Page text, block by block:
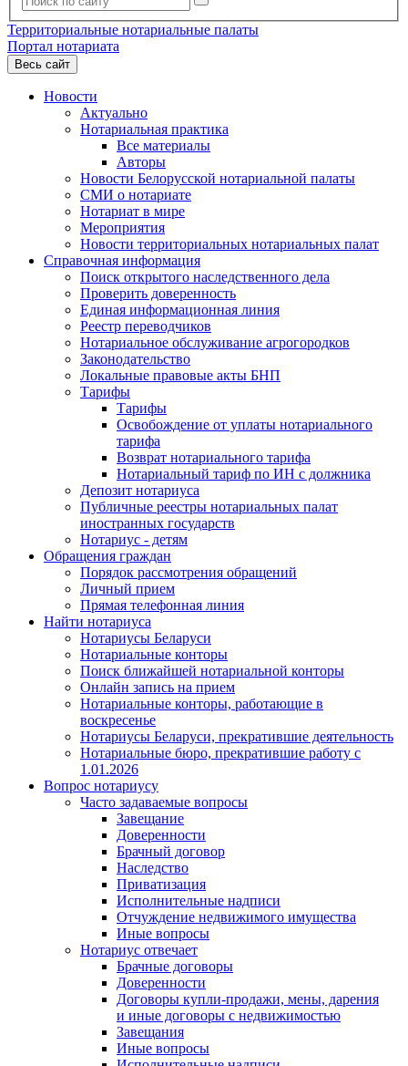
Территориальные нотариальные палаты
Портал нотариата
Весь сайт
Новости
Актуально
Нотариальная практика
Все материалы
Авторы
Новости Белорусской нотариальной палаты
СМИ о нотариате
Нотариат в мире
Мероприятия
Новости территориальных нотариальных палат
Справочная информация
Поиск открытого наследственного дела
Проверить доверенность
Единая информационная линия
Реестр переводчиков
Нотариальное обслуживание агрогородков
Законодательство
Локальные правовые акты БНП
Тарифы
Тарифы
Освобождение от уплаты нотариального
тарифа
Возврат нотариального тарифа
Нотариальный тариф по ИН с должника
Депозит нотариуса
Публичные реестры нотариальных палат
иностранных государств
Нотариус - детям
Обращения граждан
Порядок рассмотрения обращений
Личный прием
Прямая телефонная линия
Найти нотариуса
Нотариусы Беларуси
Нотариальные конторы
Поиск ближайшей нотариальной конторы
Онлайн запись на прием
Нотариальные конторы, работающие в
воскресенье
Нотариусы Беларуси, прекратившие деятельность
Нотариальные бюро, прекратившие работу с
1.01.2026
Вопрос нотариусу
Часто задаваемые вопросы
Завещание
Доверенности
Брачный договор
Наследство
Приватизация
Исполнительные надписи
Отчуждение недвижимого имущества
Иные вопросы
Нотариус отвечает
Брачные договоры
Доверенности
Договоры купли-продажи, мены, дарения
и иные договоры с недвижимостью
Завещания
Иные вопросы